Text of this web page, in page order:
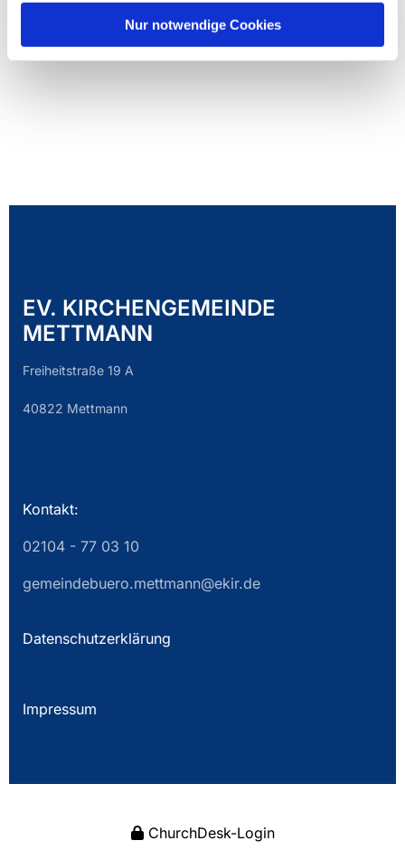
Nur notwendige Cookies
EV. KIRCHENGEMEINDE
METTMANN
Freiheitstraße 19 A
40822 Mettmann
Kontakt:
02104 - 77 03 10
gemeindebuero.mettmann@ekir.de
Datenschutzerklärung
Impressum
ChurchDesk-Login